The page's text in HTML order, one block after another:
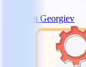
Asen Georgiev